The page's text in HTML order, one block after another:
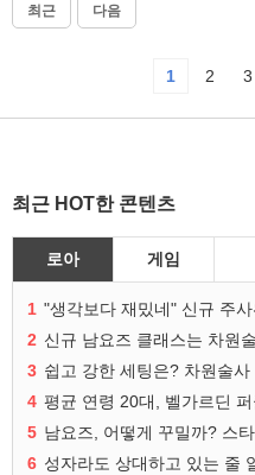
최근 다음
1 2 3
최근 HOT한 콘텐츠
로아 게임
1 "생각보다 재밌네" 신규 주
2 신규 남요즈 클래스는 차원
3 쉽고 강한 세팅은? 차원술
4 평균 연령 20대, 벨가르딘
5 남요즈, 어떻게 꾸밀까? 스
6 성자라도 상대하고 있는 줄